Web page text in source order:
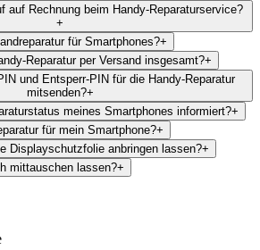
auf Rechnung beim Handy-Reparaturservice?
+
für Smartphones?+
Reparatur per Versand insgesamt?+
und Entsperr-PIN für die Handy-Reparatur
mitsenden?+
meines Smartphones informiert?+
für mein Smartphone?+
Displayschutzfolie anbringen lassen?+
mittauschen lassen?+